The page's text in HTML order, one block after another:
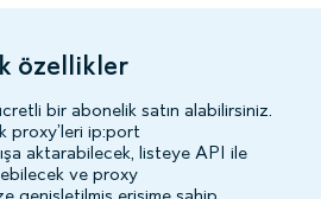
özellikler
bir abonelik satın alabilirsiniz.
proxy’leri ip:port
aktarabilecek, listeye API ile
ve proxy